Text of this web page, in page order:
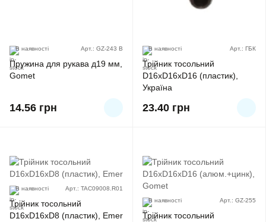
В наявності Арт.: GZ-243 B
Пружина для рукава д19 мм,
Gomet
14.56 грн
В наявності Арт.: ГБК
Трійник тосольний
D16хD16хD16 (пластик),
Україна
23.40 грн
В наявності Арт.: TAC09008.R01
Трійник тосольний
D16хD16хD8 (пластик), Emer
В наявності Арт.: GZ-255
Трійник тосольний